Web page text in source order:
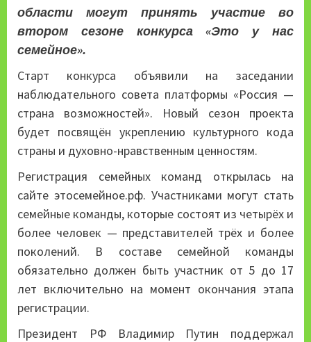
области могут принять участие во
втором сезоне конкурса «Это у нас
семейное».
Старт конкурса объявили на заседании
наблюдательного совета платформы «Россия —
страна возможностей». Новый сезон проекта
будет посвящён укреплению культурного кода
страны и духовно-нравственным ценностям.
Регистрация семейных команд открылась на
сайте этосемейное.рф. Участниками могут стать
семейные команды, которые состоят из четырёх и
более человек — представителей трёх и более
поколений. В составе семейной команды
обязательно должен быть участник от 5 до 17
лет включительно на момент окончания этапа
регистрации.
Президент РФ Владимир Путин поддержал